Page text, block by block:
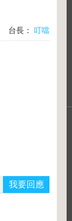
台長： 叮噹
我要回應